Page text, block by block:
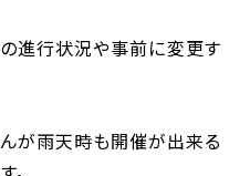
進行状況や事前に変更す
が雨天時も開催が出来る